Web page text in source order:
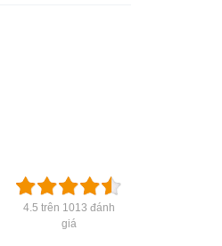
4.5 trên 1013 đánh
giá